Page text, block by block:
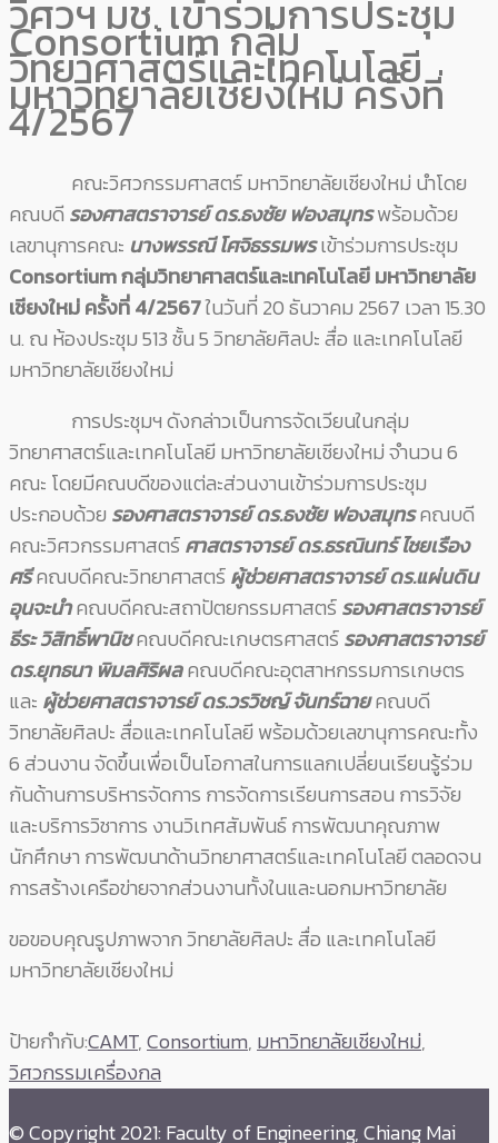
วิศวฯ มช. เข้าร่วมการประชุม
Consortium กลุ่ม
วิทยาศาสตร์และเทคโนโลยี
มหาวิทยาลัยเชียงใหม่ ครั้งที่
4/2567
คณะวิศวกรรมศาสตร์ มหาวิทยาลัยเชียงใหม่ นำโดย
คณบดี รองศาสตราจารย์ ดร.ธงชัย ฟองสมุทรพร้อมด้วย
เลขานุการคณะ นางพรรณี โศจิธรรมพรเข้าร่วมการประชุม
Consortium กลุ่มวิทยาศาสตร์และเทคโนโลยี มหาวิทยาลัย
เชียงใหม่ ครั้งที่ 4/2567ในวันที่ 20 ธันวาคม 2567 เวลา 15.30
น. ณ ห้องประชุม 513 ชั้น 5 วิทยาลัยศิลปะ สื่อ และเทคโนโลยี
มหาวิทยาลัยเชียงใหม่
การประชุมฯ ดังกล่าวเป็นการจัดเวียนในกลุ่ม
วิทยาศาสตร์และเทคโนโลยี มหาวิทยาลัยเชียงใหม่ จำนวน 6
คณะ โดยมีคณบดีของแต่ละส่วนงานเข้าร่วมการประชุม
ประกอบด้วย รองศาสตราจารย์ ดร.ธงชัย ฟองสมุทรคณบดี
คณะวิศวกรรมศาสตร์ศาสตราจารย์ ดร.ธรณินทร์ ไชยเรือง
ศรีคณบดีคณะวิทยาศาสตร์ผู้ช่วยศาสตราจารย์ ดร.แผ่นดิน
อุนจะนำคณบดีคณะสถาปัตยกรรมศาสตร์รองศาสตราจารย์
ธีระ วิสิทธิ์พานิชคณบดีคณะเกษตรศาสตร์รองศาสตราจารย์
ดร.ยุทธนา พิมลศิริผลคณบดีคณะอุตสาหกรรมการเกษตร
และ ผู้ช่วยศาสตราจารย์ ดร.วรวิชญ์ จันทร์ฉายคณบดี
วิทยาลัยศิลปะ สื่อและเทคโนโลยี พร้อมด้วยเลขานุการคณะทั้ง
6 ส่วนงาน จัดขึ้นเพื่อเป็นโอกาสในการแลกเปลี่ยนเรียนรู้ร่วม
กันด้านการบริหารจัดการ การจัดการเรียนการสอน การวิจัย
และบริการวิชาการ งานวิเทศสัมพันธ์ การพัฒนาคุณภาพ
นักศึกษา การพัฒนาด้านวิทยาศาสตร์และเทคโนโลยี ตลอดจน
การสร้างเครือข่ายจากส่วนงานทั้งในและนอกมหาวิทยาลัย
ขอขอบคุณรูปภาพจาก วิทยาลัยศิลปะ สื่อ และเทคโนโลยี
มหาวิทยาลัยเชียงใหม่
ป้ายกำกับ:CAMT,Consortium, มหาวิทยาลัยเชียงใหม่,
วิศวกรรมเครื่องกล
© Copyright 2021: Faculty of Engineering, Chiang Mai